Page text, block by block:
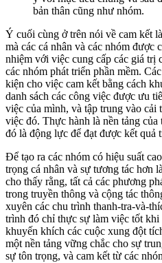
bản thân cũng như nhóm.
Ý cuối cùng ở trên nói về cam kết
mà các cá nhân và các nhóm được
nhiệm với việc cung cấp các giá trị
các nhóm phát triển phần mềm.
kiện cho việc cam kết bằng cách
danh sách các công việc được ưu
việc của mình, và tập trung vào cải
việc đó. Thực hành là nền tảng
đó là động lực để đạt được kết quả
Để tạo ra các nhóm có hiệu suất
trọng cá nhân và sự tương tác hơn
cho thấy rằng, tất cả các phương
trong truyền thông và cộng tác
xuyên các chu trình thanh-tra-và-
trình đó chỉ thực sự làm việc tốt khi
khuyến khích các cuộc xung đột
một nền tảng vững chắc cho sự
sự tôn trọng, và cam kết từ các